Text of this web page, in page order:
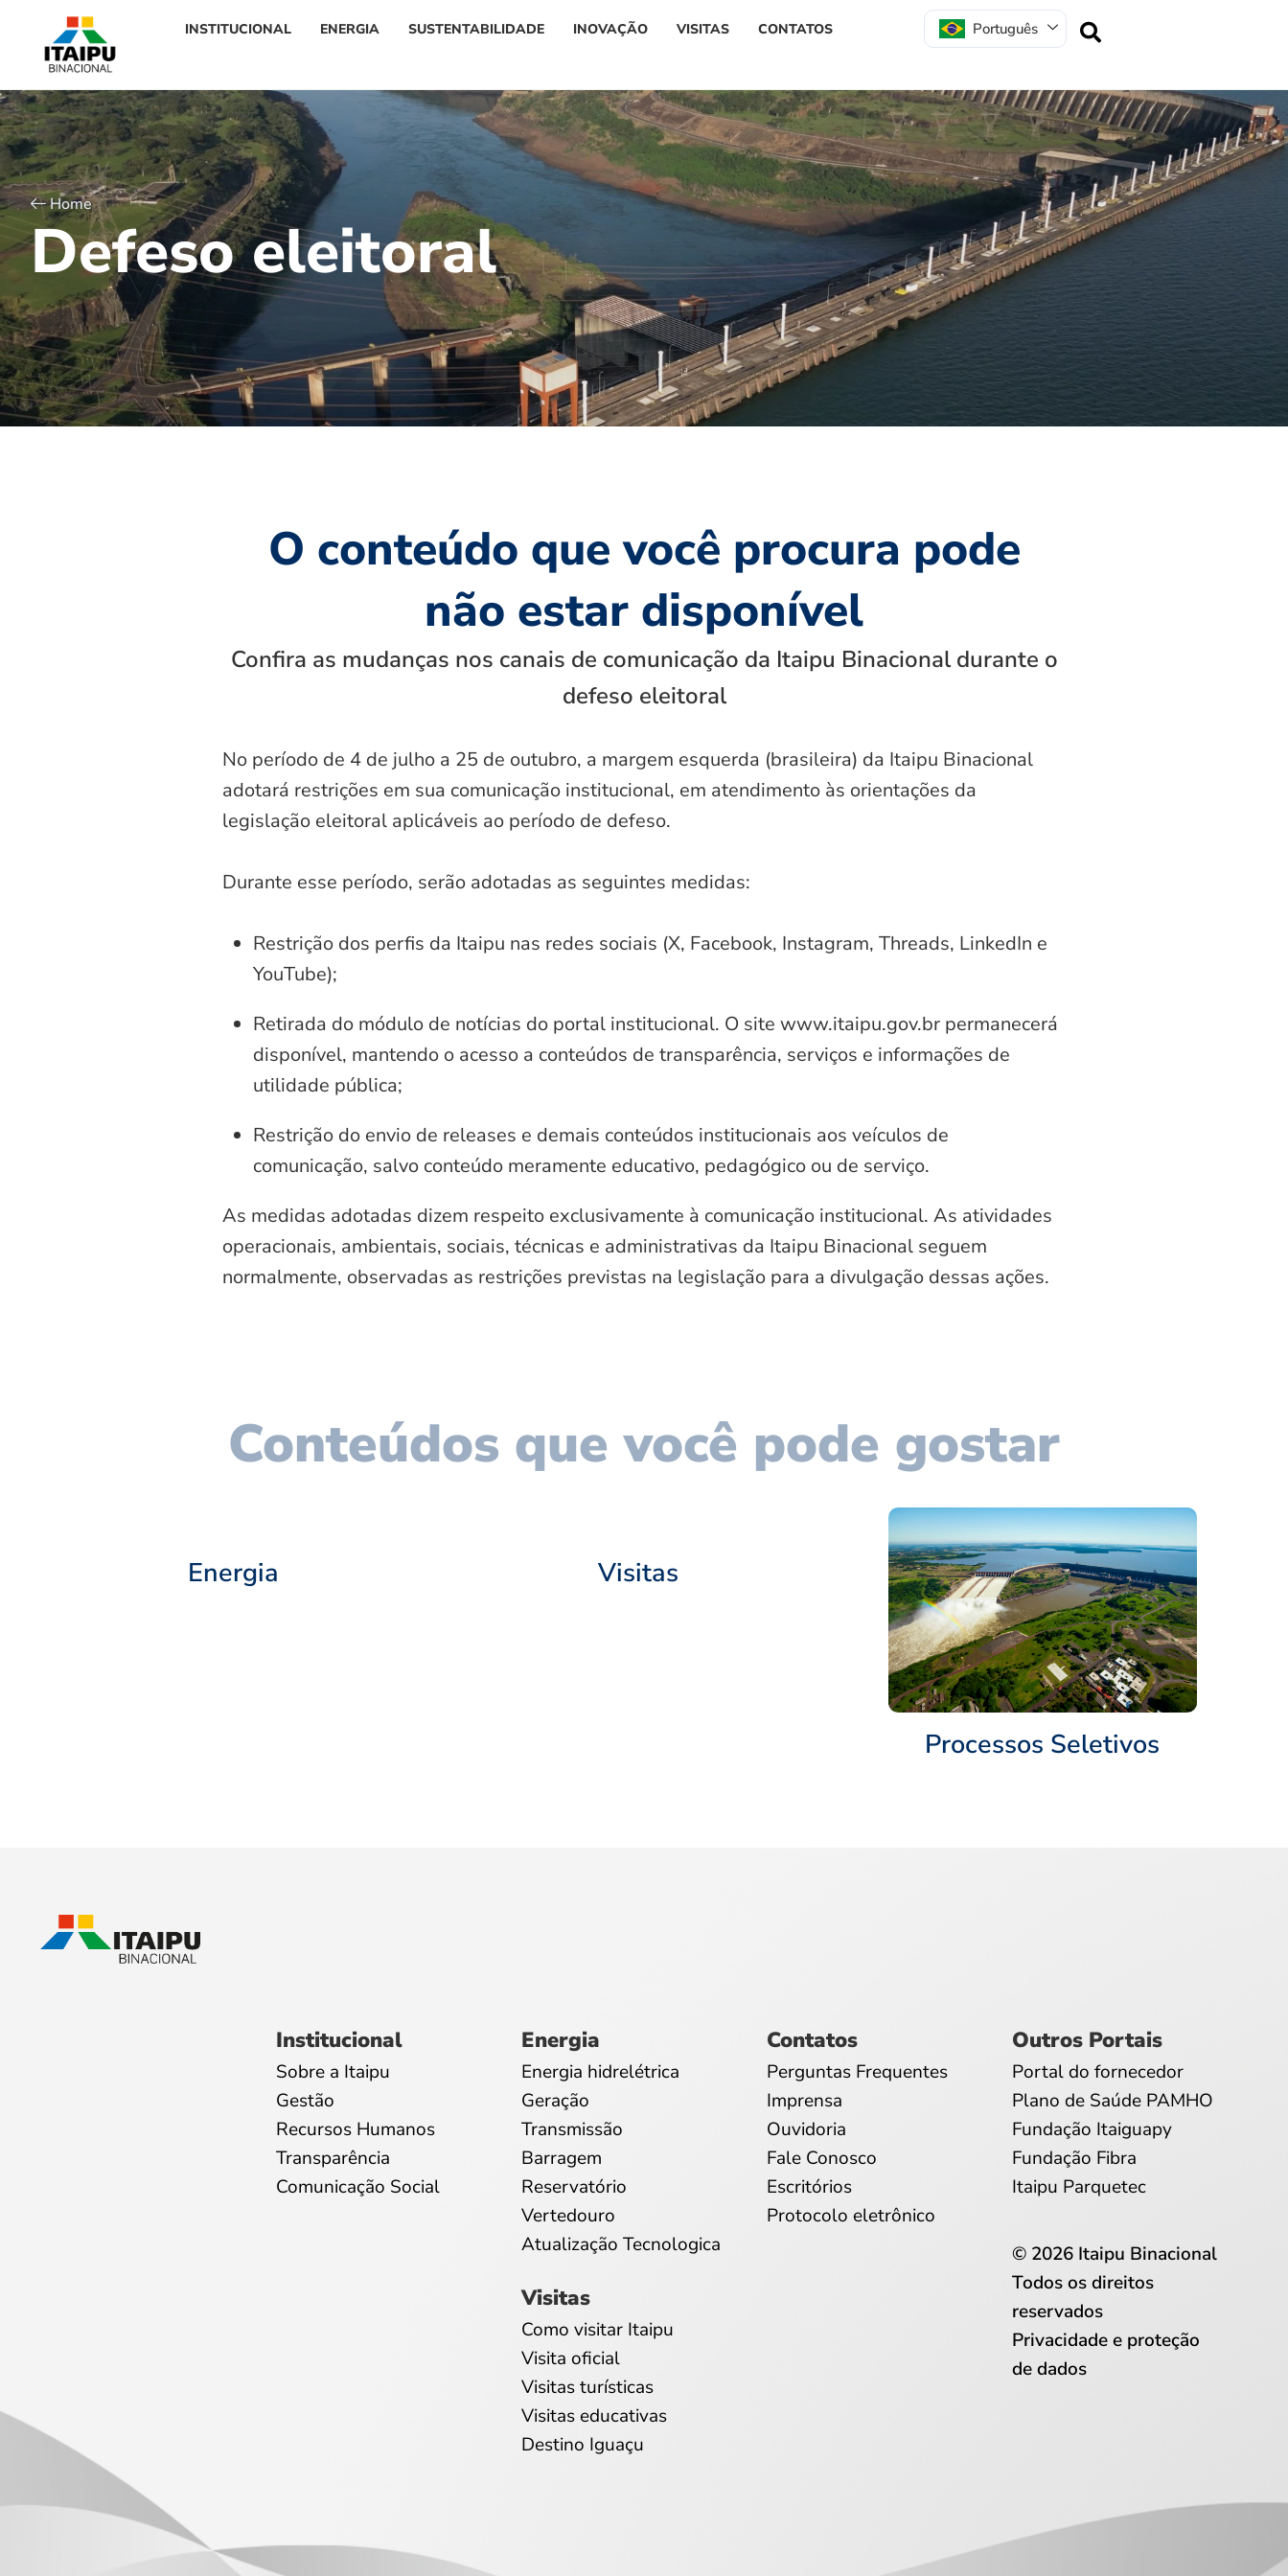
INSTITUCIONAL ENERGIA SUSTENTABILIDADE INOVAÇÃO VISITAS CONTATOS Português
Home
Defeso eleitoral
O conteúdo que você procura pode
não estar disponível
Confira as mudanças nos canais de comunicação da Itaipu Binacional durante o
defeso eleitoral
No período de 4 de julho a 25 de outubro, a margem esquerda (brasileira) da Itaipu Binacional
adotará restrições em sua comunicação institucional, em atendimento às orientações da
legislação eleitoral aplicáveis ao período de defeso.
Durante esse período, serão adotadas as seguintes medidas:
Restrição dos perfis da Itaipu nas redes sociais (X, Facebook, Instagram, Threads, LinkedIn e
YouTube);
Retirada do módulo de notícias do portal institucional. O site www.itaipu.gov.br permanecerá
disponível, mantendo o acesso a conteúdos de transparência, serviços e informações de
utilidade pública;
Restrição do envio de releases e demais conteúdos institucionais aos veículos de
comunicação, salvo conteúdo meramente educativo, pedagógico ou de serviço.
As medidas adotadas dizem respeito exclusivamente à comunicação institucional. As atividades
operacionais, ambientais, sociais, técnicas e administrativas da Itaipu Binacional seguem
normalmente, observadas as restrições previstas na legislação para a divulgação dessas ações.
Conteúdos que você pode gostar
Energia Visitas
Processos Seletivos
Institucional
Sobre a Itaipu
Gestão
Recursos Humanos
Transparência
Comunicação Social
Energia
Energia hidrelétrica
Geração
Transmissão
Barragem
Reservatório
Vertedouro
Atualização Tecnologica
Visitas
Como visitar Itaipu
Visita oficial
Visitas turísticas
Visitas educativas
Destino Iguaçu
Contatos
Perguntas Frequentes
Imprensa
Ouvidoria
Fale Conosco
Escritórios
Protocolo eletrônico
Outros Portais
Portal do fornecedor
Plano de Saúde PAMHO
Fundação Itaiguapy
Fundação Fibra
Itaipu Parquetec
© 2026 Itaipu Binacional
Todos os direitos
reservados
Privacidade e proteção
de dados